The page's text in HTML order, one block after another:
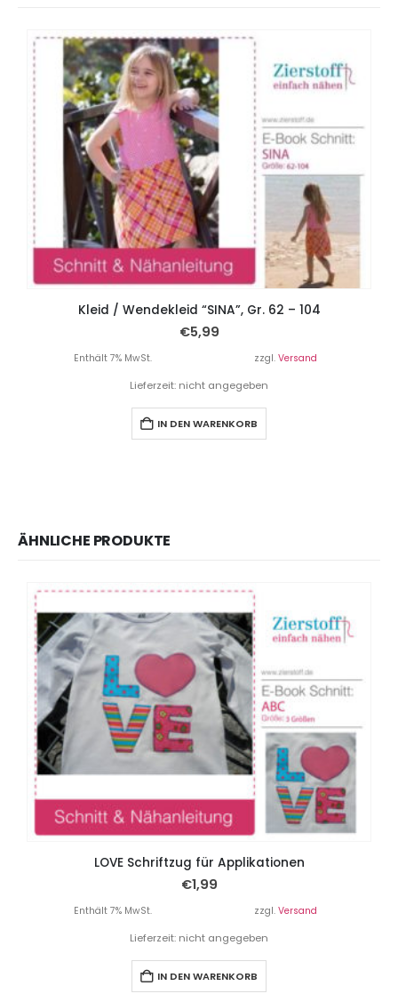
Kleid / Wendekleid “SINA”, Gr. 62 – 104
€5,99
Enthält 7% MwSt. zzgl. Versand
Lieferzeit: nicht angegeben
IN DEN WARENKORB
ÄHNLICHE PRODUKTE
LOVE Schriftzug für Applikationen
€1,99
Enthält 7% MwSt. zzgl. Versand
Lieferzeit: nicht angegeben
IN DEN WARENKORB